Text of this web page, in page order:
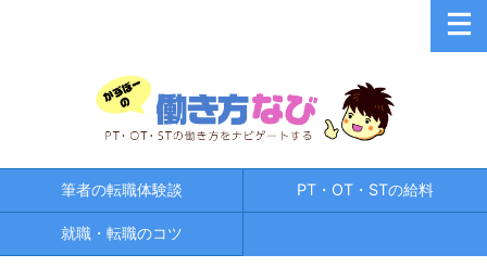
筆者の転職体験談 PT・OT・STの給料
就職・転職のコツ